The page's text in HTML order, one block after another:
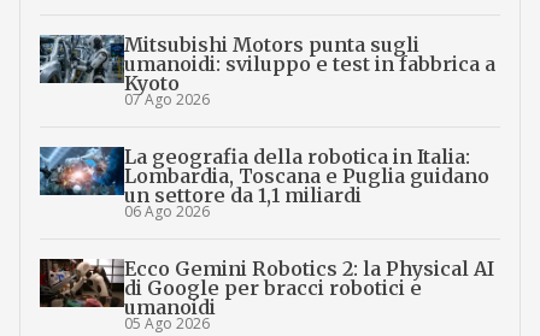
Mitsubishi Motors punta sugli
umanoidi: sviluppo e test in fabbrica a
Kyoto
07 Ago 2026
La geografia della robotica in Italia:
Lombardia, Toscana e Puglia guidano
un settore da 1,1 miliardi
06 Ago 2026
Ecco Gemini Robotics 2: la Physical AI
di Google per bracci robotici e
umanoidi
05 Ago 2026